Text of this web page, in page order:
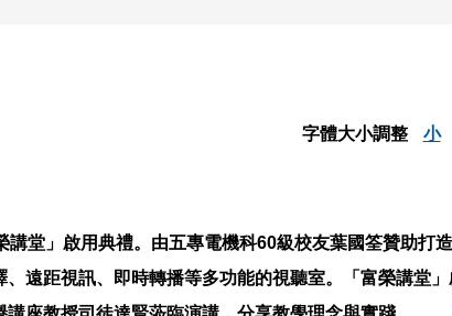
字體大小調整 小
講堂」啟用典禮。由五專電機科60級校友葉國筌贊助打
遠距視訊、即時轉播等多功能的視聽室。「富榮講堂